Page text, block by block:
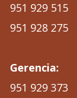
951 929 515
951 928 275
Gerencia:
951 929 373